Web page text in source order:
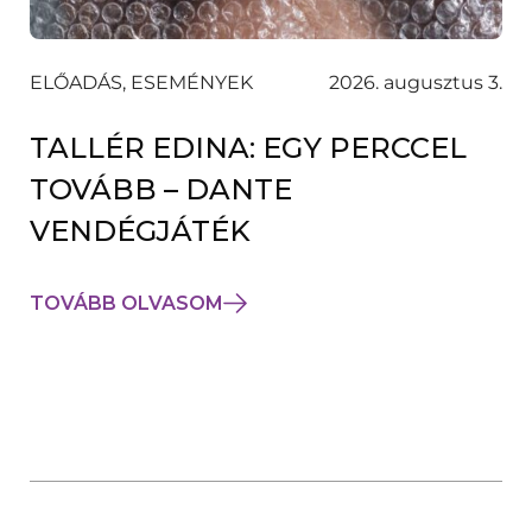
ELŐADÁS, ESEMÉNYEK 2026. augusztus 3.
TALLÉR EDINA: EGY PERCCEL
TOVÁBB – DANTE
VENDÉGJÁTÉK
TOVÁBB OLVASOM